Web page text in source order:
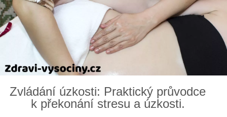
Zvládání úzkosti: Praktický průvodce
k překonání stresu a úzkosti.